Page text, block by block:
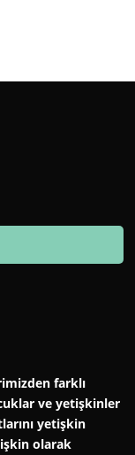
farklı
ve yetişkinler
yetişkin
olarak